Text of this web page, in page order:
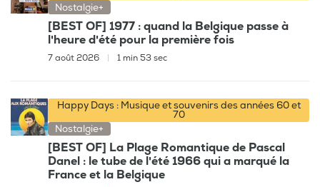
Nostalgie+
[BEST OF] 1977 : quand la Belgique passe à
l'heure d'été pour la première fois
7 août 2026 1 min 53 sec
Happy Days : Musique et souvenirs des années 60 et
70
Nostalgie+
[BEST OF] La Plage Romantique de Pascal
Danel : le tube de l'été 1966 qui a marqué la
France et la Belgique